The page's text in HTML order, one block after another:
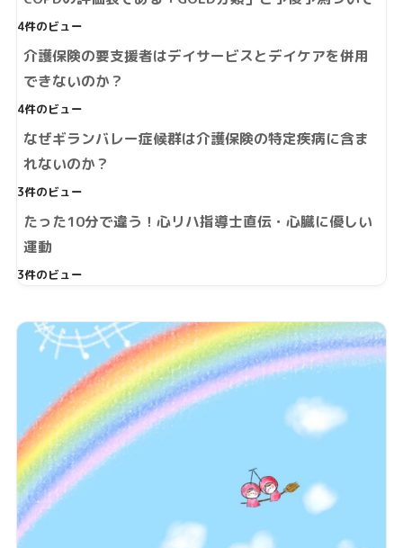
4件のビュー
介護保険の要支援者はデイサービスとデイケアを併用
できないのか？
4件のビュー
なぜギランバレー症候群は介護保険の特定疾病に含ま
れないのか？
3件のビュー
たった10分で違う！心リハ指導士直伝・心臓に優しい
運動
3件のビュー